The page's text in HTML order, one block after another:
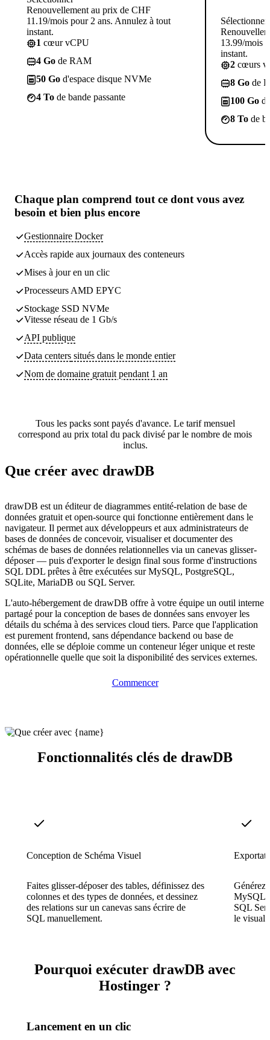
Renouvellement au prix de CHF
11.19/mois pour 2 ans. Annulez à tout
instant.
1 cœur vCPU
4 Go de RAM
50 Go d'espace disque NVMe
4 To de bande passante
Sélectionner
13.99/mois
instant.
2 cœurs
8 Go de
100 Go
8 To de
Chaque plan comprend tout ce dont vous avez
besoin et bien plus encore
Gestionnaire Docker
Accès rapide aux journaux des conteneurs
Mises à jour en un clic
Processeurs AMD EPYC
Stockage SSD NVMe
Vitesse réseau de 1 Gb/s
API publique
Data centers situés dans le monde entier
Nom de domaine gratuit pendant 1 an
Tous les packs sont payés d'avance. Le tarif mensuel
correspond au prix total du pack divisé par le nombre de mois
inclus.
Que créer avec drawDB
drawDB est un éditeur de diagrammes entité-relation de base de
données gratuit et open-source qui fonctionne entièrement dans le
navigateur. Il permet aux développeurs et aux administrateurs de
bases de données de concevoir, visualiser et documenter des
schémas de bases de données relationnelles via un canevas glisser-
déposer — puis d'exporter le design final sous forme d'instructions
SQL DDL prêtes à être exécutées sur MySQL, PostgreSQL,
SQLite, MariaDB ou SQL Server.
L'auto-hébergement de drawDB offre à votre équipe un outil interne
partagé pour la conception de bases de données sans envoyer les
détails du schéma à des services cloud tiers. Parce que l'application
est purement frontend, sans dépendance backend ou base de
données, elle se déploie comme un conteneur léger unique et reste
opérationnelle quelle que soit la disponibilité des services externes.
Commencer
Fonctionnalités clés de drawDB
Conception de Schéma Visuel
Faites glisser-déposer des tables, définissez des
colonnes et des types de données, et dessinez
des relations sur un canevas sans écrire de
SQL manuellement.
Générez
MySQL,
SQL
le
Pourquoi exécuter drawDB avec
Hostinger ?
Lancement en un clic